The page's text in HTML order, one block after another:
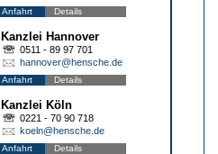
Anfahrt Details
Kanzlei Hannover
0511 - 89 97 701
hannover@hensche.de
Anfahrt Details
Kanzlei Köln
0221 - 70 90 718
koeln@hensche.de
Anfahrt Details